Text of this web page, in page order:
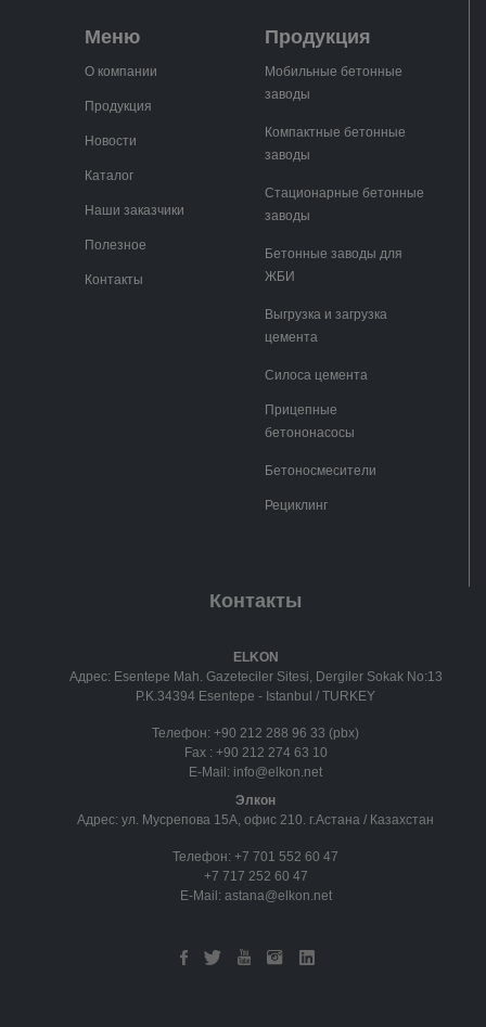
Меню
О компании
Продукция
Новости
Каталог
Наши заказчики
Полезное
Контакты
Продукция
Мобильные бетонные
заводы
Компактные бетонные
заводы
Стационарные бетонные
заводы
Бетонные заводы для
ЖБИ
Выгрузка и загрузка
цемента
Силоса цемента
Прицепные
бетононасосы
Бетоносмесители
Рециклинг
Контакты
ELKON
Адрес: Esentepe Mah. Gazeteciler Sitesi, Dergiler Sokak No:13
P.K.34394 Esentepe - Istanbul / TURKEY
Телефон: +90 212 288 96 33 (pbx)
Fax : +90 212 274 63 10
E-Mail: info@elkon.net
Элкон
Адрес: ул. Мусрепова 15А, офис 210. г.Астана / Казахстан
Телефон: +7 701 552 60 47
+7 717 252 60 47
E-Mail: astana@elkon.net